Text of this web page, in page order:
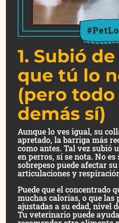
1. Subió
que tú lo
(pero todo
demás sí)
Aunque lo ves igual, su
apretado, la barriga más
como antes. Tal vez subió
en perros, sí se nota. No
sobrepeso puede afectar
articulaciones y
Puede que el concentrado
muchas calorías, o que las
ajustadas a su edad, nivel
Tu veterinario puede